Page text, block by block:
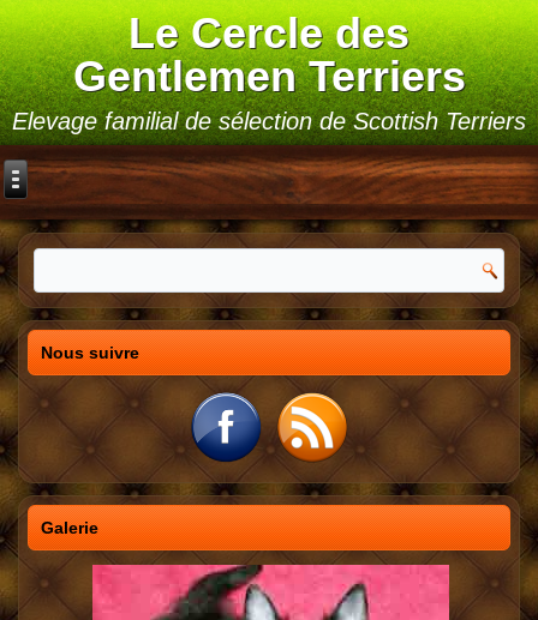
Le Cercle des
Gentlemen Terriers
Elevage familial de sélection de Scottish Terriers
Nous suivre
Galerie